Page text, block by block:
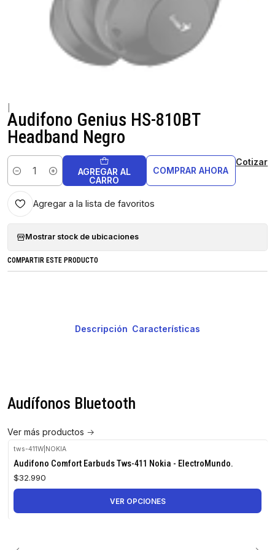
Audifono Genius HS-810BT
Headband Negro
Cantidad
AGREGAR AL
CARRO
COMPRAR AHORA
Cotizar
Agregar a la lista de favoritos
Mostrar stock de ubicaciones
COMPARTIR ESTE PRODUCTO
Descripción Características
Audífonos Bluetooth
Ver más productos
tws-411W| NOKIA
Audifono Comfort Earbuds Tws-411 Nokia - ElectroMundo.
$32.990
VER OPCIONES